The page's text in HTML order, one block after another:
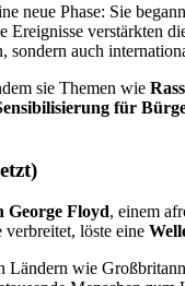
neue Phase: Sie
verstärkten
sondern auch
sie Themen wie
für
George Floyd, einem
löste eine
Ländern wie